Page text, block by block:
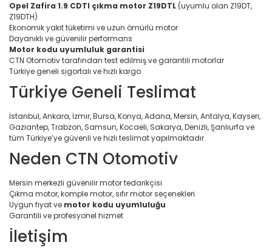
Opel Zafira 1.9 CDTI çıkma motor Z19DTL (uyumlu olan Z19DT,
Z19DTH)
Ekonomik yakıt tüketimi ve uzun ömürlü motor
Dayanıklı ve güvenilir performans
Motor kodu uyumluluk garantisi
CTN Otomotiv tarafından test edilmiş ve garantili motorlar
Türkiye geneli sigortalı ve hızlı kargo
Türkiye Geneli Teslimat
İstanbul, Ankara, İzmir, Bursa, Konya, Adana, Mersin, Antalya, Kayseri,
Gaziantep, Trabzon, Samsun, Kocaeli, Sakarya, Denizli, Şanlıurfa ve
tüm Türkiye’ye güvenli ve hızlı teslimat yapılmaktadır.
Neden CTN Otomotiv
Mersin merkezli güvenilir motor tedarikçisi
Çıkma motor, komple motor, sıfır motor seçenekleri
Uygun fiyat ve motor kodu uyumluluğu
Garantili ve profesyonel hizmet
İletişim